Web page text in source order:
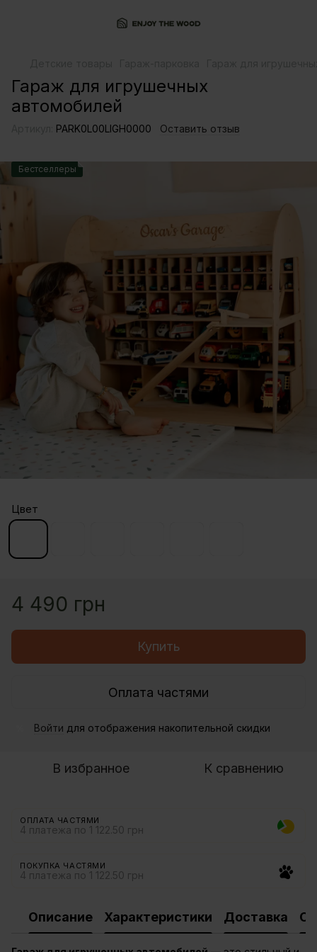
Гараж для игрушечных
автомобилей
PARK0L00LIGH0000 Оставить отзыв
Бестселлеры
Цвет
4 490 грн
Купить
Оплата частями
Войти для отображения накопительной скидки
В избранное К сравнению
ОПЛАТА ЧАСТЯМИ
4 платежа по 1 122.50 грн
ПОКУПКА ЧАСТЯМИ
4 платежа по 1 122.50 грн
Описание Характеристики Доставка